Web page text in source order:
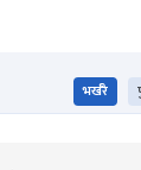
भर्खरै